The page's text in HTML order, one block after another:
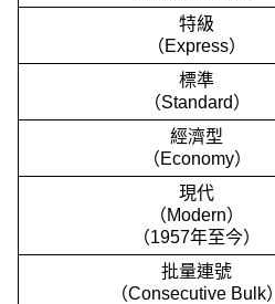
特級
（Express）
標準
（Standard）
經濟型
（Economy）
現代
（Modern）
（1957年至今）
批量連號
（Consecutive Bulk）